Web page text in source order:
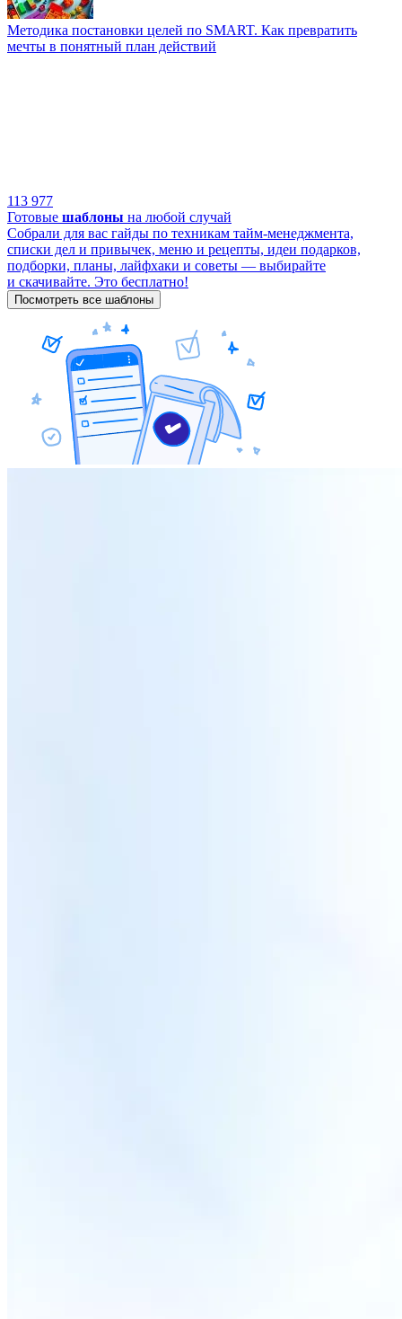
Методика постановки целей по SMART. Как превратить
мечты в понятный план действий
113 977
Готовые шаблоны на любой случай
Собрали для вас гайды по техникам тайм-менеджмента,
списки дел и привычек, меню и рецепты, идеи подарков,
подборки, планы, лайфхаки и советы — выбирайте
и скачивайте. Это бесплатно!
Посмотреть все шаблоны